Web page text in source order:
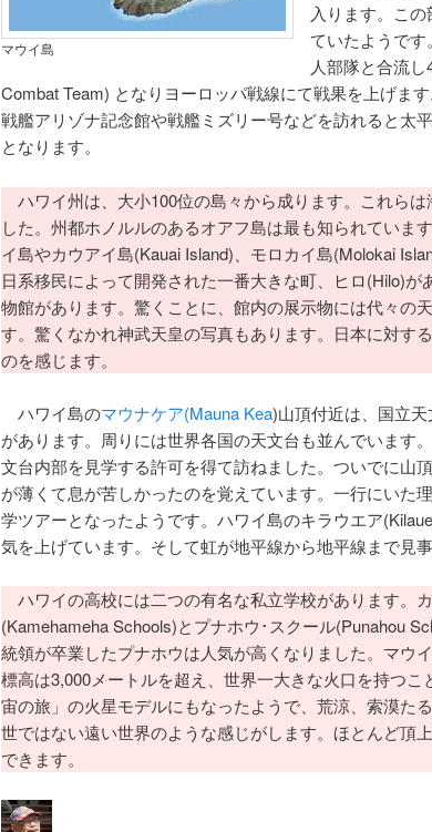
マウイ島
入ります。こ
ていたようで
人部隊と合流
Combat Team) となりヨーロッパ戦線にて戦果を上げま
戦艦アリゾナ記念館や戦艦ミズリー号などを訪れると太
となります。
ハワイ州は、大小100位の島々から成ります。これらは
した。州都ホノルルのあるオアフ島は最も知られていま
イ島やカウアイ島(Kauai Island)、モロカイ島(Molokai
日系移民によって開発された一番大きな町、ヒロ(Hilo)
物館があります。驚くことに、館内の展示物には代々の
す。驚くなかれ神武天皇の写真もあります。日本に対す
のを感じます。
ハワイ島のマウナケア(Mauna Kea)山頂付近は、国立
があります。周りには世界各国の天文台も並んでいます
文台内部を見学する許可を得て訪ねました。ついでに山
が薄くて息が苦しかったのを覚えています。一行にいた
学ツアーとなったようです。ハワイ島のキラウエア
気を上げています。そして虹が地平線から地平線まで見
ハワイの高校には二つの有名な私立学校があります。
(Kamehameha Schools)とプナホウ･スクール(Punahou
統領が卒業したプナホウは人気が高くなりました。マウ
標高は3,000メートルを超え、世界一大きな火口を持つこ
宙の旅」の火星モデルにもなったようで、荒涼、索漠た
世ではない遠い世界のような感じがします。ほとんど頂
できます。